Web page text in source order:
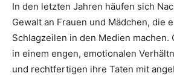
In den letzten Jahren häufen sich
Gewalt an Frauen und Mädchen, die
Schlagzeilen in den Medien machen.
in einem engen, emotionalen
und rechtfertigen ihre Taten mit